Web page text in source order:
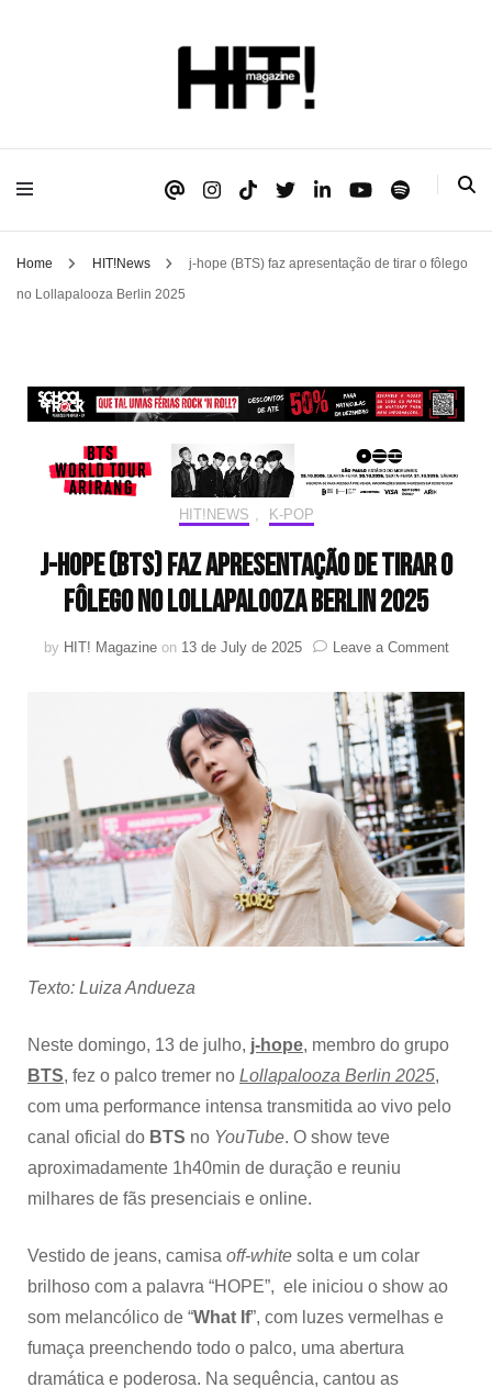
HIT!Magazine
Home HIT!News
j-hope (BTS) faz apresentação de tirar o fôlego
no Lollapalooza Berlin 2025
HIT!NEWS K-POP
j-hope (BTS) faz apresentação de tirar o
fôlego no Lollapalooza Berlin 2025
by HIT! Magazine on 13 de July de 2025 Leave a Commenton
hope
(BTS)
faz
de
tirar
o
fôlego
no
2025
Texto: Luiza Andueza
Neste domingo, 13 de julho, j-hope, membro do grupo
BTS, fez o palco tremer no Lollapalooza Berlin 2025,
com uma performance intensa transmitida ao vivo pelo
canal oficial do BTS no YouTube. O show teve
aproximadamente 1h40min de duração e reuniu
milhares de fãs presenciais e online.
Vestido de jeans, camisa off-white solta e um colar
brilhoso com a palavra “HOPE”, ele iniciou o show ao
som melancólico de “What If”, com luzes vermelhas e
fumaça preenchendo todo o palco, uma abertura
dramática e poderosa. Na sequência, cantou as